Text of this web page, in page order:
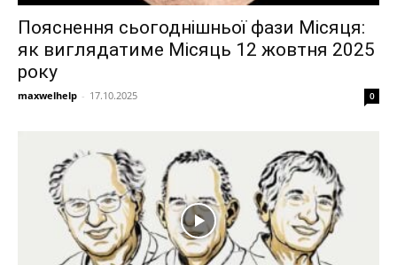
Пояснення сьогоднішньої фази Місяця:
як виглядатиме Місяць 12 жовтня 2025
року
maxwelhelp - 17.10.2025 0